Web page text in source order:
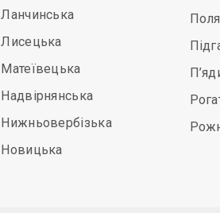
Ланчинська
Лисецька
Матеївецька
Надвірнянська
Нижньовербізька
Новицька